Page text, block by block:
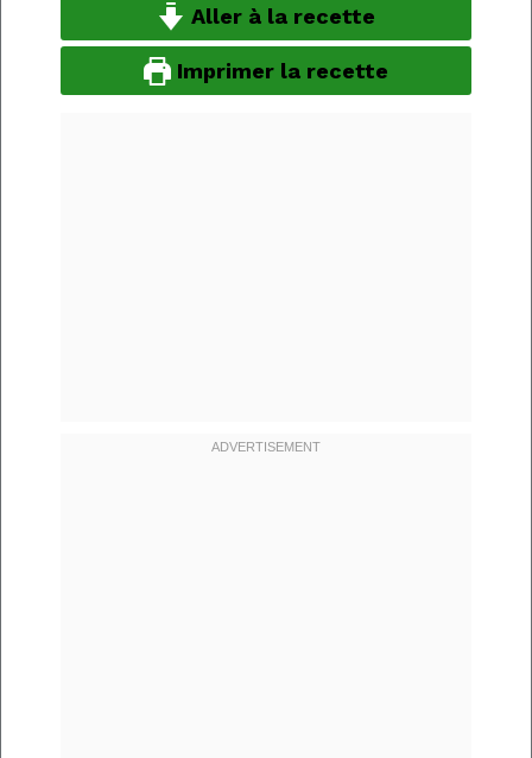
Aller à la recette
Imprimer la recette